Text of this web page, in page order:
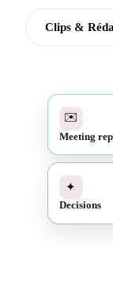
Clips &
✉️
Meeting
✦
Decisions